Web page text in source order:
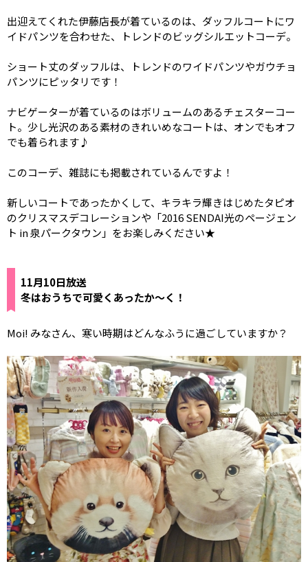
出迎えてくれた伊藤店長が着ているのは、ダッフルコートにワ
イドパンツを合わせた、トレンドのビッグシルエットコーデ。
ショート丈のダッフルは、トレンドのワイドパンツやガウチョ
パンツにピッタリです！
ナビゲーターが着ているのはボリュームのあるチェスターコー
ト。少し光沢のある素材のきれいめなコートは、オンでもオフ
でも着られます♪
このコーデ、雑誌にも掲載されているんですよ！
新しいコートであったかくして、キラキラ輝きはじめたタピオ
のクリスマスデコレーションや「2016 SENDAI光のページェン
ト in 泉パークタウン」をお楽しみください★
11月10日放送
冬はおうちで可愛くあったか～く！
Moi! みなさん、寒い時期はどんなふうに過ごしていますか？